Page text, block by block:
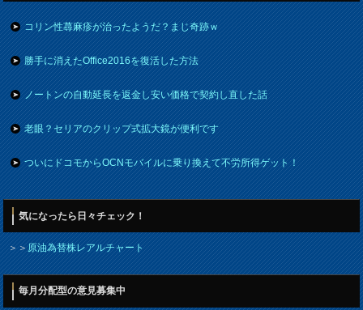
コリン性蕁麻疹が治ったようだ？まじ奇跡ｗ
勝手に消えたOffice2016を復活した方法
ノートンの自動延長を返金し安い価格で契約し直した話
老眼？セリアのクリップ式拡大鏡が便利です
ついにドコモからOCNモバイルに乗り換えて不労所得ゲット！
気になったら日々チェック！
＞＞原油為替株レアルチャート
毎月分配型の意見募集中